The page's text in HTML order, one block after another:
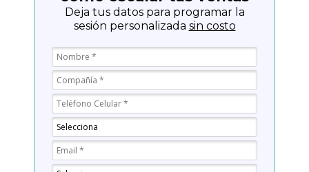
Deja tus datos para programar la
sesión personalizada sin costo